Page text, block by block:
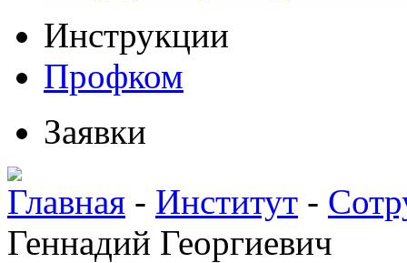
Инструкции
Профком
Заявки
Главная - Институт -
Геннадий Георгиевич